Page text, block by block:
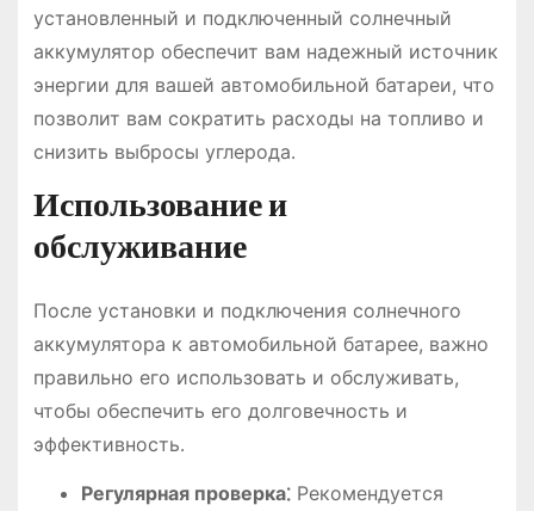
установленный и подключенный солнечный
аккумулятор обеспечит вам надежный источник
энергии для вашей автомобильной батареи, что
позволит вам сократить расходы на топливо и
снизить выбросы углерода․
Использование и
обслуживание
После установки и подключения солнечного
аккумулятора к автомобильной батарее, важно
правильно его использовать и обслуживать,
чтобы обеспечить его долговечность и
эффективность․
Регулярная проверка⁚Рекомендуется